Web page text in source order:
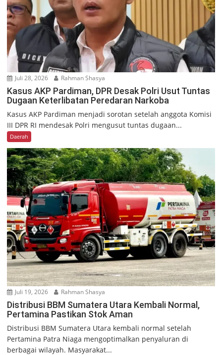
Juli 28, 2026 Rahman Shasya
Kasus AKP Pardiman, DPR Desak Polri Usut Tuntas
Dugaan Keterlibatan Peredaran Narkoba
Kasus AKP Pardiman menjadi sorotan setelah anggota Komisi
III DPR RI mendesak Polri mengusut tuntas dugaan...
Daerah
Juli 19, 2026 Rahman Shasya
Distribusi BBM Sumatera Utara Kembali Normal,
Pertamina Pastikan Stok Aman
Distribusi BBM Sumatera Utara kembali normal setelah
Pertamina Patra Niaga mengoptimalkan penyaluran di
berbagai wilayah. Masyarakat...